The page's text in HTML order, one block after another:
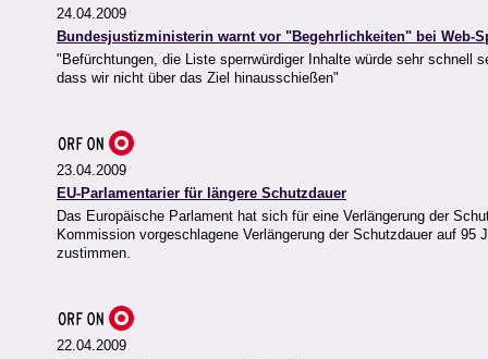
24.04.2009
Bundesjustizministerin warnt vor "Begehrlichkeiten" bei Web-
"Befürchtungen, die Liste sperrwürdiger Inhalte würde sehr schnell
dass wir nicht über das Ziel hinausschießen"
23.04.2009
EU-Parlamentarier für längere Schutzdauer
Das Europäische Parlament hat sich für eine Verlängerung der
Kommission vorgeschlagene Verlängerung der Schutzdauer auf
zustimmen.
22.04.2009